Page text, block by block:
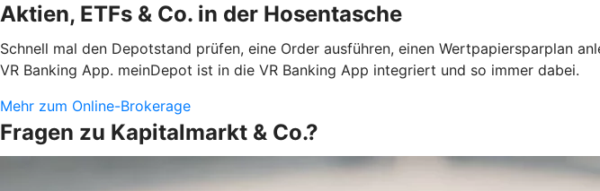
Aktien, ETFs & Co. in der Hosentasche
Schnell mal den Depotstand prüfen, eine Order ausführen, einen Wertpapiersparplan
VR Banking App. meinDepot ist in die VR Banking App integriert und so immer dabei.
Mehr zum Online-Brokerage
Fragen zu Kapitalmarkt & Co.?